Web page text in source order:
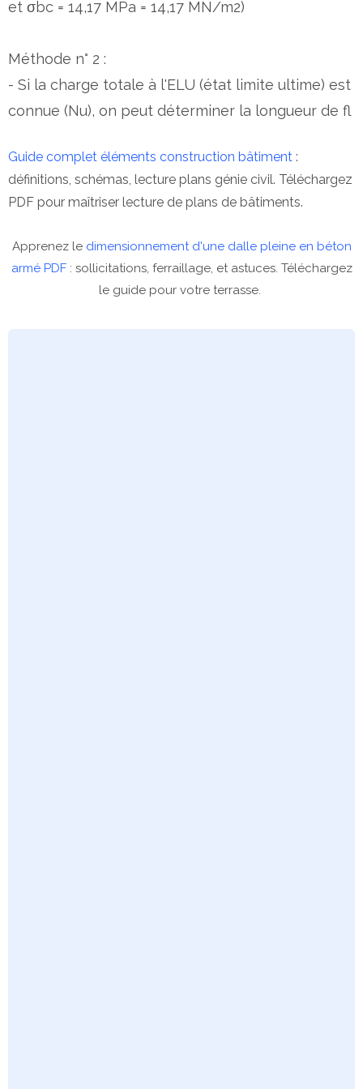
et σbc = 14,17 MPa = 14,17 MN/m2)
Méthode n° 2 :
- Si la charge totale à l'ELU (état limite ultime) est
connue (Nu), on peut déterminer la longueur de fl
Guide complet éléments construction bâtiment :
définitions, schémas, lecture plans génie civil. Téléchargez
PDF pour maîtriser lecture de plans de bâtiments.
Apprenez le dimensionnement d'une dalle pleine en béton
armé PDF: sollicitations, ferraillage, et astuces. Téléchargez
le guide pour votre terrasse.